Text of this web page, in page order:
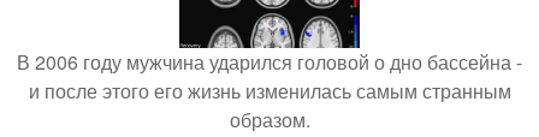
В 2006 году мужчина ударился головой о дно бассейна -
и после этого его жизнь изменилась самым странным
образом.